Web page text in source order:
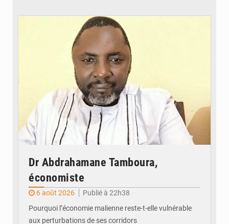
Dr Abdrahamane Tamboura,
économiste
6 août 2026
Publié à 22h38
Pourquoi l’économie malienne reste-t-elle vulnérable
aux perturbations de ses corridors